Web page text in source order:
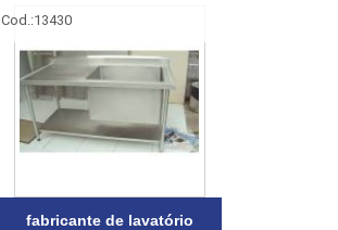
Cod.:13430
fabricante de lavatório